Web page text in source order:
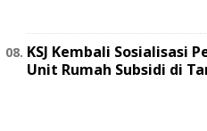
KSJ Kembali Sosialisasi
Unit Rumah Subsidi di